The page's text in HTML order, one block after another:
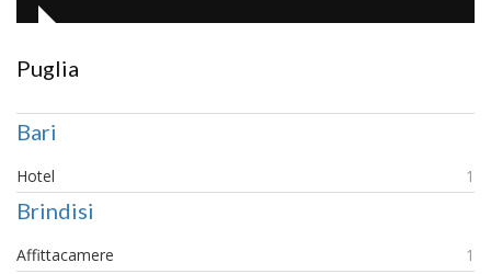
Puglia
Bari
Hotel 1
Brindisi
Affittacamere 1